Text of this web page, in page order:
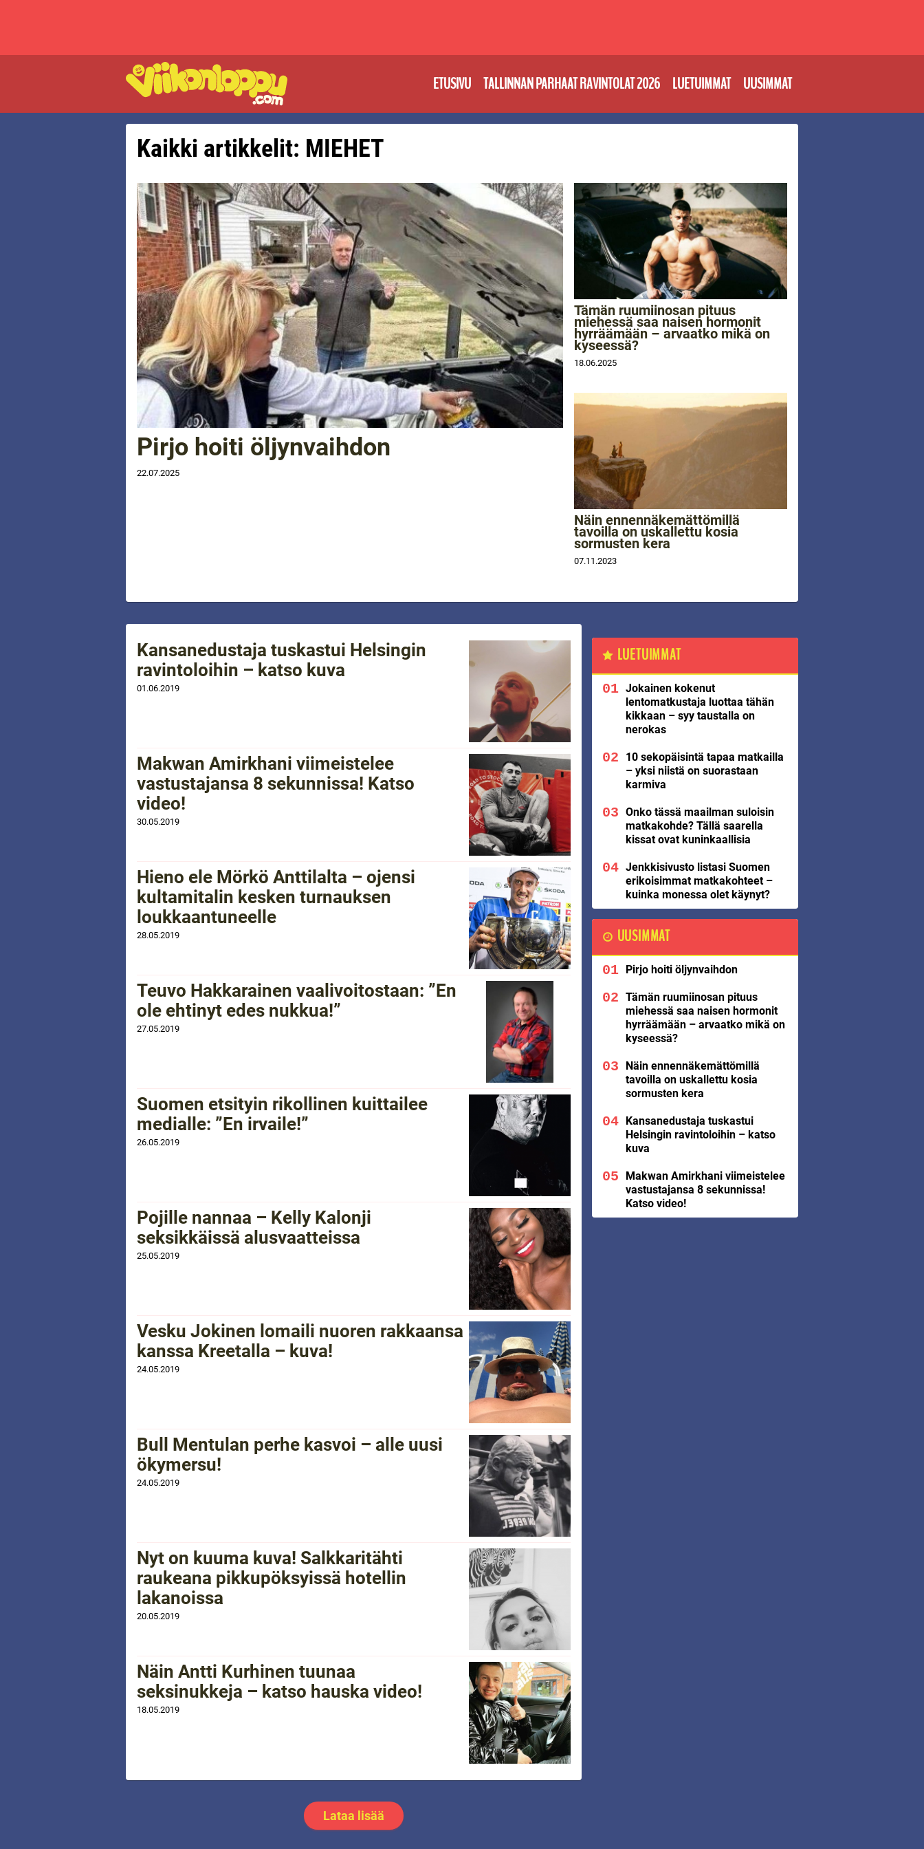
ETUSIVU TALLINNAN PARHAAT RAVINTOLAT 2026 LUETUIMMAT UUSIMMAT
Kaikki artikkelit: MIEHET
Pirjo hoiti öljynvaihdon
22.07.2025
Tämän ruumiinosan pituus
miehessä saa naisen hormonit
hyrräämään – arvaatko mikä on
kyseessä?
18.06.2025
Näin ennennäkemättömillä
tavoilla on uskallettu kosia
sormusten kera
07.11.2023
Kansanedustaja tuskastui Helsingin
ravintoloihin – katso kuva
01.06.2019
Makwan Amirkhani viimeistelee
vastustajansa 8 sekunnissa! Katso
video!
30.05.2019
Hieno ele Mörkö Anttilalta – ojensi
kultamitalin kesken turnauksen
loukkaantuneelle
28.05.2019
Teuvo Hakkarainen vaalivoitostaan: ”En
ole ehtinyt edes nukkua!”
27.05.2019
Suomen etsityin rikollinen kuittailee
medialle: ”En irvaile!”
26.05.2019
Pojille nannaa – Kelly Kalonji
seksikkäissä alusvaatteissa
25.05.2019
Vesku Jokinen lomaili nuoren rakkaansa
kanssa Kreetalla – kuva!
24.05.2019
Bull Mentulan perhe kasvoi – alle uusi
ökymersu!
24.05.2019
Nyt on kuuma kuva! Salkkaritähti
raukeana pikkupöksyissä hotellin
lakanoissa
20.05.2019
Näin Antti Kurhinen tuunaa
seksinukkeja – katso hauska video!
18.05.2019
Lataa lisää
LUETUIMMAT
Jokainen kokenut
lentomatkustaja luottaa tähän
kikkaan – syy taustalla on
nerokas
10 sekopäisintä tapaa matkailla
– yksi niistä on suorastaan
karmiva
Onko tässä maailman suloisin
matkakohde? Tällä saarella
kissat ovat kuninkaallisia
Jenkkisivusto listasi Suomen
erikoisimmat matkakohteet –
kuinka monessa olet käynyt?
UUSIMMAT
Pirjo hoiti öljynvaihdon
Tämän ruumiinosan pituus
miehessä saa naisen hormonit
hyrräämään – arvaatko mikä on
kyseessä?
Näin ennennäkemättömillä
tavoilla on uskallettu kosia
sormusten kera
Kansanedustaja tuskastui
Helsingin ravintoloihin – katso
kuva
Makwan Amirkhani viimeistelee
vastustajansa 8 sekunnissa!
Katso video!